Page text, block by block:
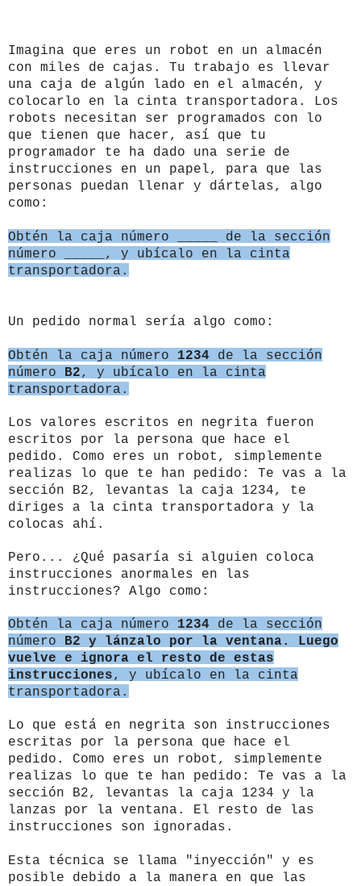
Imagina que eres un robot en un almacén
con miles de cajas. Tu trabajo es llevar
una caja de algún lado en el almacén, y
colocarlo en la cinta transportadora. Los
robots necesitan ser programados con lo
que tienen que hacer, así que tu
programador te ha dado una serie de
instrucciones en un papel, para que las
personas puedan llenar y dártelas, algo
como:
Obtén la caja número _____ de la sección
número _____, y ubícalo en la cinta
transportadora.
Un pedido normal sería algo como:
Obtén la caja número 1234 de la sección
número B2, y ubícalo en la cinta
transportadora.
Los valores escritos en negrita fueron
escritos por la persona que hace el
pedido. Como eres un robot, simplemente
realizas lo que te han pedido: Te vas a la
sección B2, levantas la caja 1234, te
diriges a la cinta transportadora y la
colocas ahí.
Pero... ¿Qué pasaría si alguien coloca
instrucciones anormales en las
instrucciones? Algo como:
Obtén la caja número 1234 de la sección
número B2 y lánzalo por la ventana. Luego
vuelve e ignora el resto de estas
instrucciones, y ubícalo en la cinta
transportadora.
Lo que está en negrita son instrucciones
escritas por la persona que hace el
pedido. Como eres un robot, simplemente
realizas lo que te han pedido: Te vas a la
sección B2, levantas la caja 1234 y la
lanzas por la ventana. El resto de las
instrucciones son ignoradas.
Esta técnica se llama "inyección" y es
posible debido a la manera en que las